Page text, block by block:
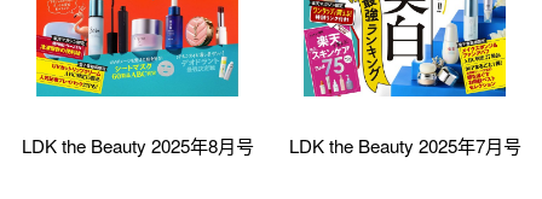
LDK the Beauty 2025年8月号 LDK the Beauty 2025年7月号